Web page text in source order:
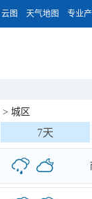
云图 天气地图 专业
> 城区
7天